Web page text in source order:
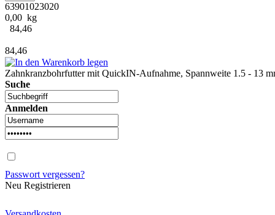
63901023020
0,00 kg
84,46
84,46
Zahnkranzbohrfutter mit QuickIN-Aufnahme, Spannweite 1.5 - 13
Suche
Anmelden
Passwort vergessen?
Neu Registrieren